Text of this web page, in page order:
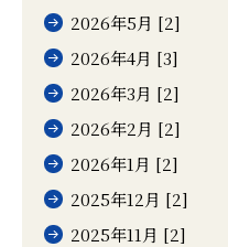
2026年5月 [2]
2026年4月 [3]
2026年3月 [2]
2026年2月 [2]
2026年1月 [2]
2025年12月 [2]
2025年11月 [2]